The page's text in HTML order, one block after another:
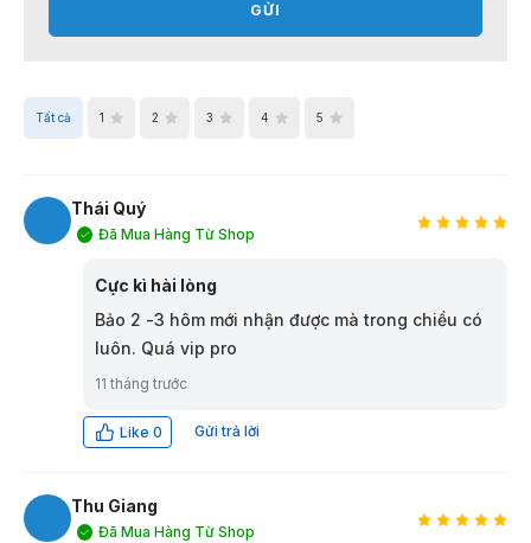
GỬI
Tất cả 1 2 3 4 5
Thái Quý
Đã Mua Hàng Từ Shop
Cực kì hài lòng
Bảo 2 -3 hôm mới nhận được mà trong chiều có
luôn. Quá vip pro
11 tháng trước
Like 0 Gửi trả lời
Thu Giang
Đã Mua Hàng Từ Shop